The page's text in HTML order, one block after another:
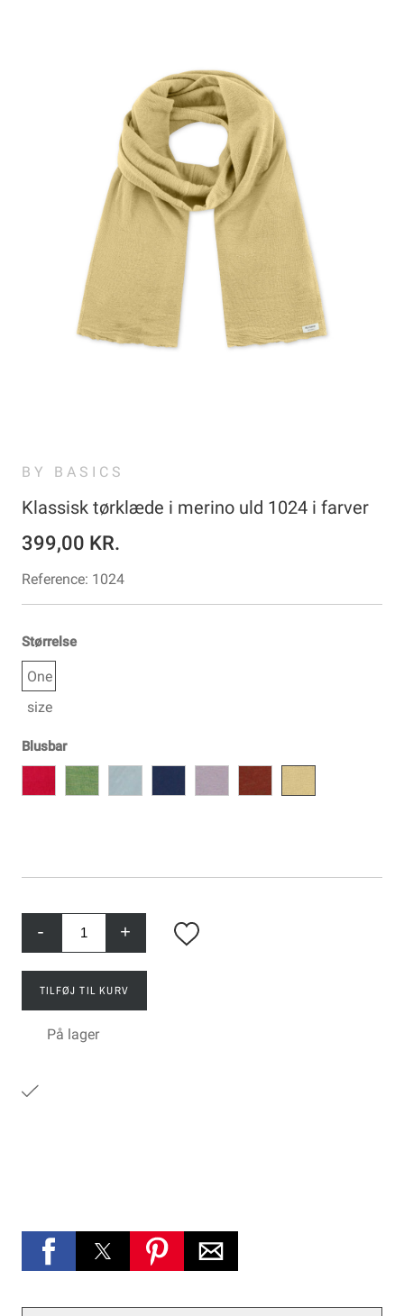
BY BASICS
Klassisk tørklæde i merino uld 1024 i farver
399,00 KR.
Reference: 1024
Størrelse
One
size
Blusbar
- +
TILFØJ TIL KURV
På lager